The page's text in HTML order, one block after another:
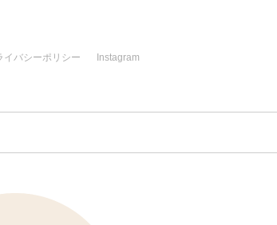
イバシーポリシー Instagram